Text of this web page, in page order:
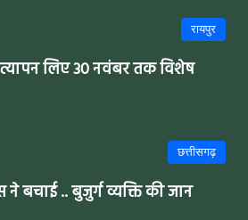
रायपुर
लिए 30 नवंबर तक विशेष
छत्तीसगढ़
बचाई .. बुजुर्ग व्यक्ति की जान